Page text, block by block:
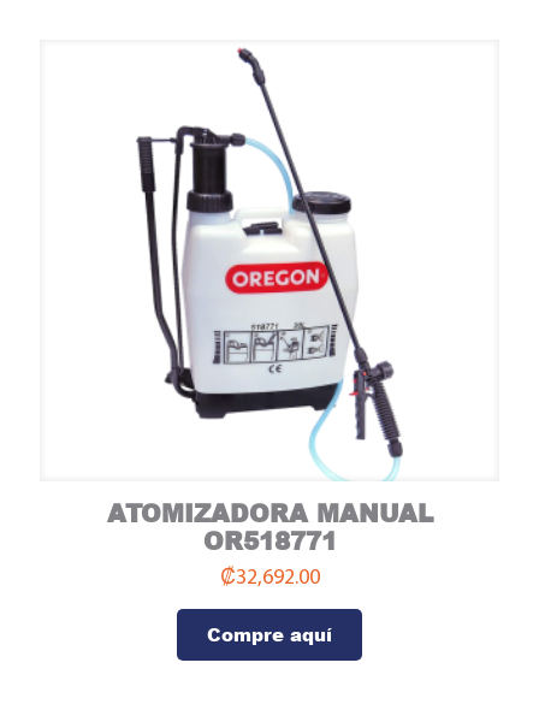
Compre aquí
ATOMIZADORA MANUAL
OR518771
₡32,692.00
Compre aquí